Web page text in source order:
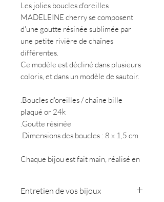
Les jolies boucles d'oreilles
MADELEINE cherry se composent
d'une goutte résinée sublimée par
une petite rivière de chaînes
différentes.
Ce modèle est décliné dans plusieurs
coloris, et dans un modèle de sautoir.
.Boucles d'oreilles / chaîne bille
plaqué or 24k
.Goutte résinée
.Dimensions des boucles : 8 x 1,5 cm
Chaque bijou est fait main, réalisé en
photos.
Entretien de vos bijoux